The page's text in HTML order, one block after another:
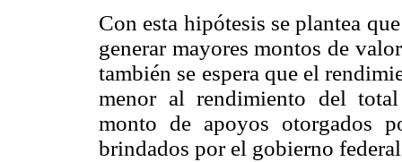
Con esta hipótesis se plantea
generar mayores montos de
también se espera que el
menor al rendimiento del
monto de apoyos otorgados
brindados por el gobierno